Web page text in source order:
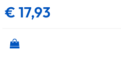
€ 17,93
Quantità